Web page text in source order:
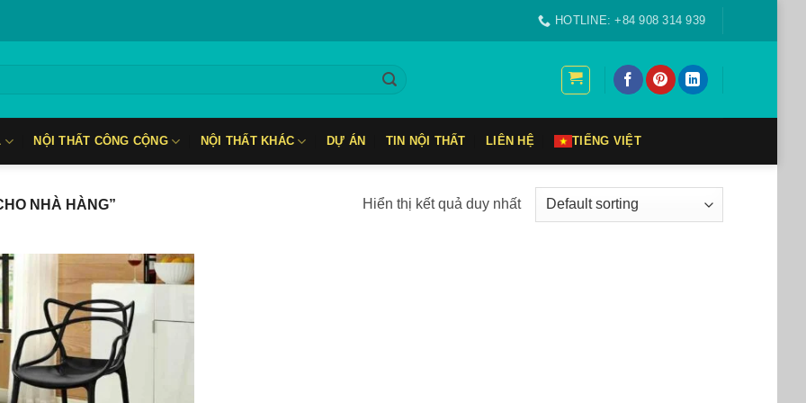
HOTLINE: +84 908 314 939
NỘI THẤT CÔNG CỘNG NỘI THẤT KHÁC DỰ ÁN TIN NỘI THẤT LIÊN HỆ TIẾNG VIỆT
NHÀ HÀNG” Hiển thị kết quả duy nhất